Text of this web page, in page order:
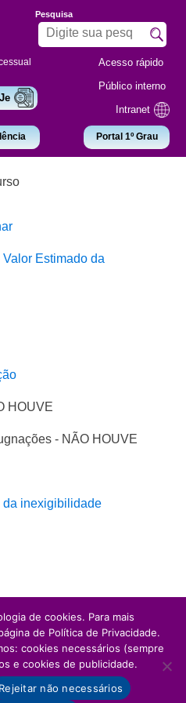
Pesquisa
Acesso rápido
Público interno
Intranet
Portal 1º Grau
Estimado da
HOUVE
- NÃO HOUVE
da inexigibilidade
de cookies. Para mais
de Política de Privacidade.
cookies necessários (sempre
e cookies de publicidade.
Rejeitar não necessários